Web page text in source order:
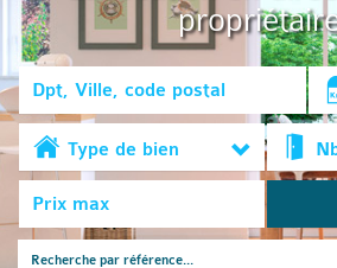
Type de bien